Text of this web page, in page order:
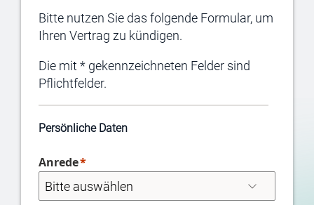
Bitte nutzen Sie das folgende Formular, um
Ihren Vertrag zu kündigen.
Die mit * gekennzeichneten Felder sind
Pflichtfelder.
Persönliche Daten
Anrede